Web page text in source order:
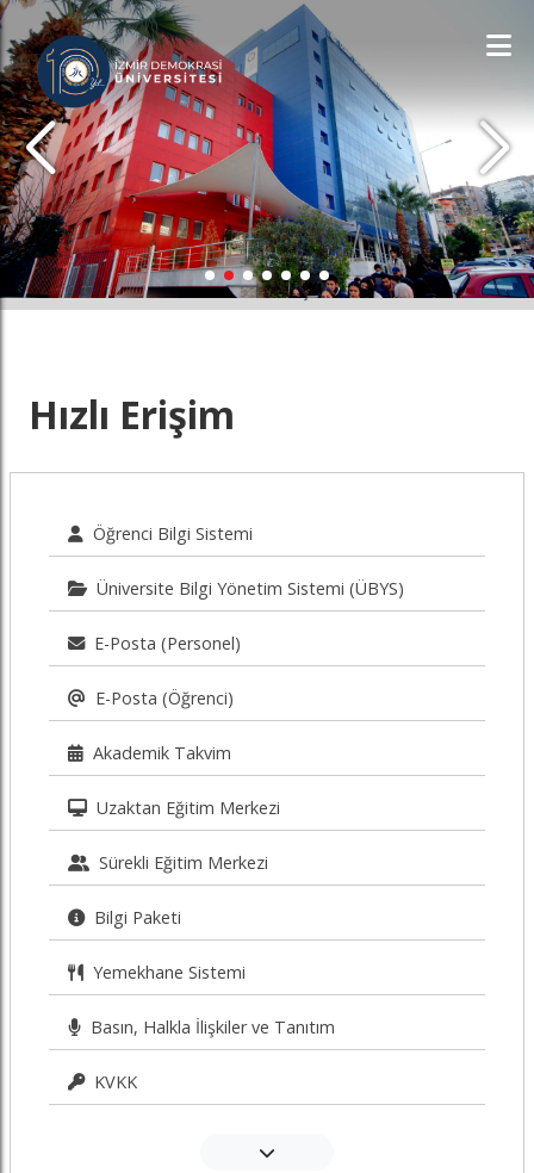
İDÜ'YÜ KEŞFET
Hızlı Erişim
Öğrenci Bilgi Sistemi
Üniversite Bilgi Yönetim Sistemi (ÜBYS)
E-Posta (Personel)
E-Posta (Öğrenci)
Akademik Takvim
Uzaktan Eğitim Merkezi
Sürekli Eğitim Merkezi
Bilgi Paketi
Yemekhane Sistemi
Basın, Halkla İlişkiler ve Tanıtım
KVKK